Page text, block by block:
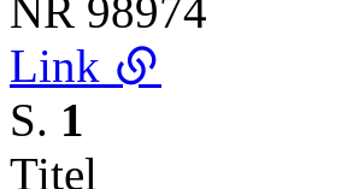
NR 98974
Link
S. 1
Titel